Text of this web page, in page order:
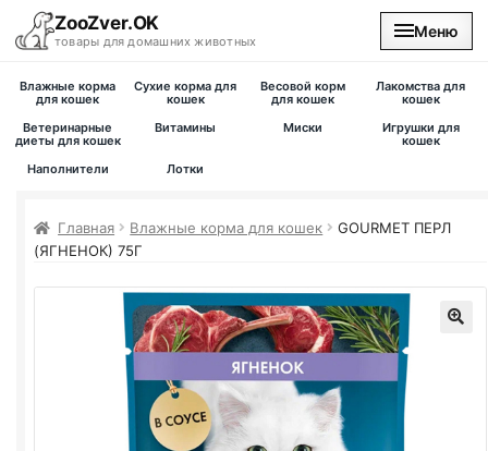
ZooZver.OK
товары для домашних животных
Меню
На главную
Влажные корма
для кошек
Сухие корма для
кошек
Весовой корм
для кошек
Лакомства для
кошек
Ветеринарные
диеты для кошек
Витамины Миски
Игрушки для
кошек
Наполнители
Лотки
Главная Влажные корма для кошек
GOURMET ПЕРЛ
(ЯГНЕНОК) 75Г